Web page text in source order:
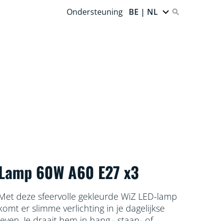
Ondersteuning BE | NL
60W A60 E27 x3
deze sfeervolle gekleurde WiZ LED-lamp
er slimme verlichting in je dagelijkse